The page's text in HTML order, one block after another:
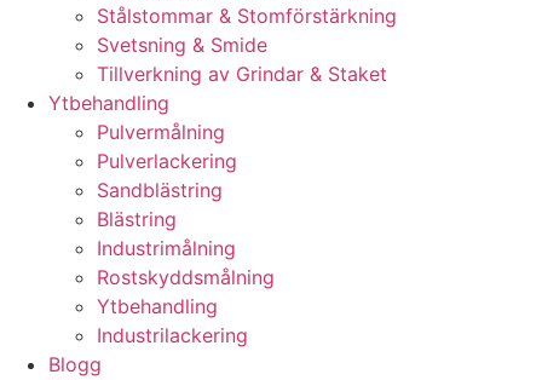
Stålstommar & Stomförstärkning
Svetsning & Smide
Tillverkning av Grindar & Staket
Ytbehandling
Pulvermålning
Pulverlackering
Sandblästring
Blästring
Industrimålning
Rostskyddsmålning
Ytbehandling
Industrilackering
Blogg